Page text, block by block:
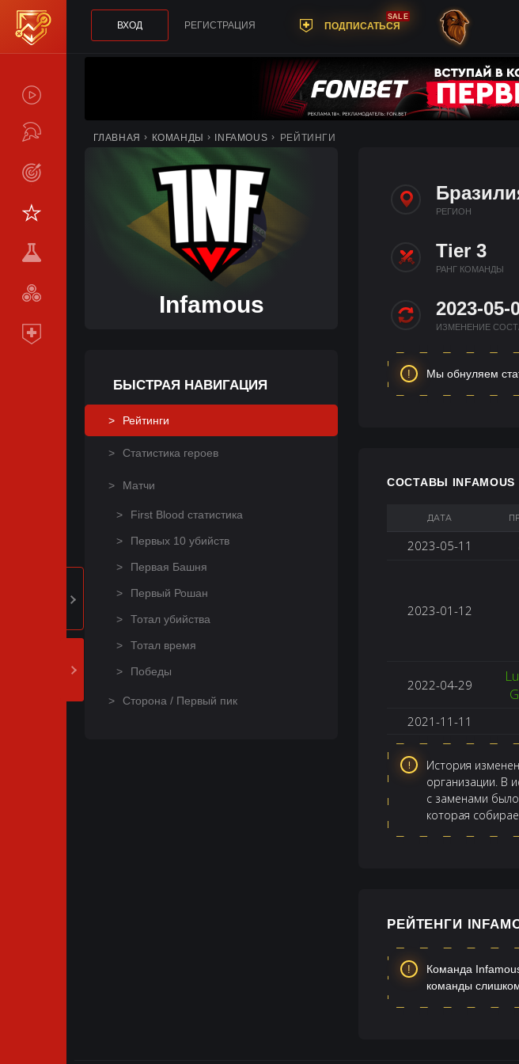
ТУРНИРЫ
LIVE
СТАТИСТИКА
КОМАНДЫ
МЕТА
СРАВНИТЬ
ВХОД РЕГИСТРАЦИЯ ПОДПИСАТЬСЯ
SALE
ГЛАВНАЯ КОМАНДЫ INFAMOUS РЕЙТИНГИ
Infamous
БЫСТРАЯ НАВИГАЦИЯ
Рейтинги
Статистика героев
Матчи
First Blood статистика
Первых 10 убийств
Первая Башня
Первый Рошан
Тотал убийства
Тотал время
Победы
Сторона / Первый пик
РЕГИОН
Tier 3
РАНГ КОМАНДЫ
2023-05-
ИЗМЕНЕНИЕ
Мы обнуляем
СОСТАВЫ INFAMOUS
ДАТА
2023-05-11
2023-01-12
2022-04-29
2021-11-11
История
организации. В
с заменами
которая
РЕЙТЕНГИ
Команда
команды